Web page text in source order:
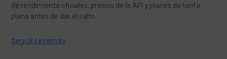
de rendimiento oficiales, precios de la API y planes de tarifa
plana antes de dar el salto.
Seguir Leyendo